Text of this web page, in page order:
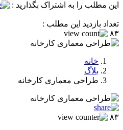
این مطلب را به اشتراک بگذارید :
تعداد بازدید این مطلب :
۸۳
خانه
بلاگ
طراحی معماری کارخانه
۸۳